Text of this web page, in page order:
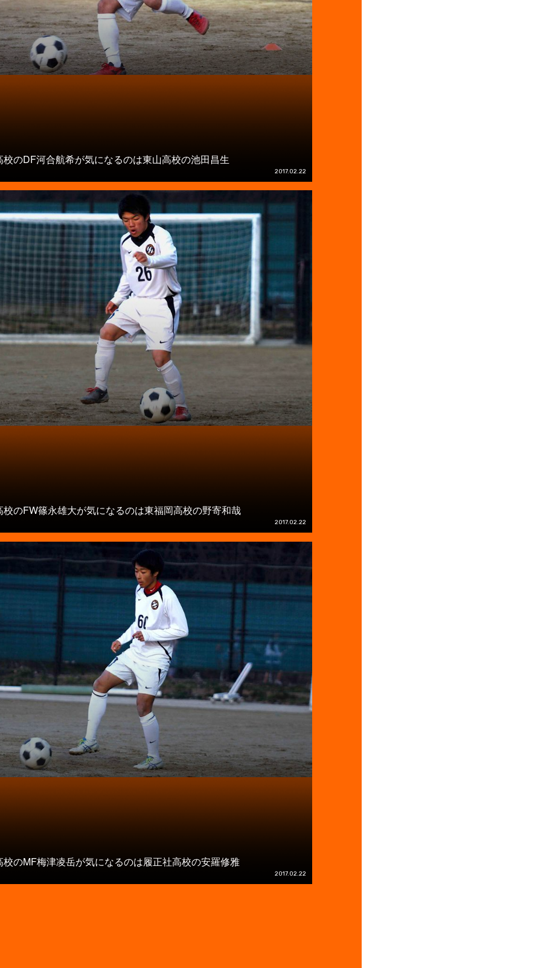
校のDF河合航希が気になるのは東山高校の池田昌生
2017.02.22
校のFW篠永雄大が気になるのは東福岡高校の野寄和哉
2017.02.22
校のMF梅津凌岳が気になるのは履正社高校の安羅修雅
2017.02.22